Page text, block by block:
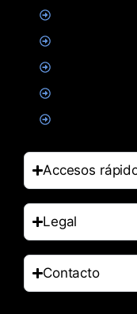
Accesos
Legal
Contacto